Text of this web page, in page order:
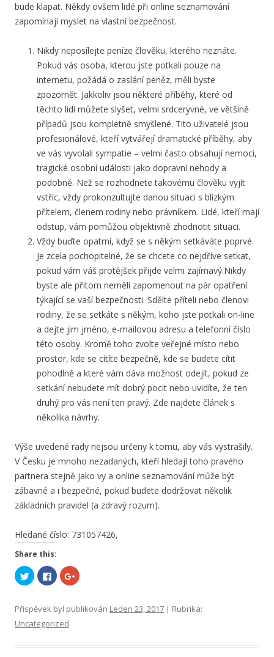
bude klapat. Někdy ovšem lidé při online seznamování
zapomínají myslet na vlastní bezpečnost.
Nikdy neposílejte peníze člověku, kterého neznáte.
Pokud vás osoba, kterou jste potkali pouze na
internetu, požádá o zaslání peněz, měli byste
zpozornět. Jakkoliv jsou některé příběhy, které od
těchto lidí můžete slyšet, velmi srdceryvné, ve většině
případů jsou kompletně smyšlené. Tito uživatelé jsou
profesionálové, kteří vytvářejí dramatické příběhy, aby
ve vás vyvolali sympatie – velmi často obsahují nemoci,
tragické osobní události jako dopravní nehody a
podobně. Než se rozhodnete takovému člověku vyjít
vstříc, vždy prokonzultujte danou situaci s blízkým
přítelem, členem rodiny nebo právníkem. Lidé, kteří mají
odstup, vám pomůžou objektivně zhodnotit situaci.
Vždy buďte opatrní, když se s někým setkáváte poprvé.
Je zcela pochopitelné, že se chcete co nejdříve setkat,
pokud vám váš protějšek přijde velmi zajímavý.Nikdy
byste ale přitom neměli zapomenout na pár opatření
týkající se vaší bezpečnosti. Sdělte příteli nebo členovi
rodiny, že se setkáte s někým, koho jste potkali on-line
a dejte jim jméno, e-mailovou adresu a telefonní číslo
této osoby. Kromě toho zvolte veřejné místo nebo
prostor, kde se cítíte bezpečně, kde se budete cítit
pohodlně a které vám dáva možnost odejít, pokud ze
setkání nebudete mít dobrý pocit nebo uvidíte, že ten
druhý pro vás není ten pravý. Zde najdete článek s
několika návrhy.
Výše uvedené rady nejsou určeny k tomu, aby vás vystrašily.
V Česku je mnoho nezadaných, kteří hledají toho pravého
partnera stejně jako vy a online seznamování může být
zábavné a i bezpečné, pokud budete dodržovat několik
základních pravidel (a zdravý rozum).
Hledané číslo: 731057426,
Share this:
S
d
t
a
C
l
t
s
S
d
t
Příspěvek byl publikován Leden 23, 2017 | Rubrika:
Uncategorized.